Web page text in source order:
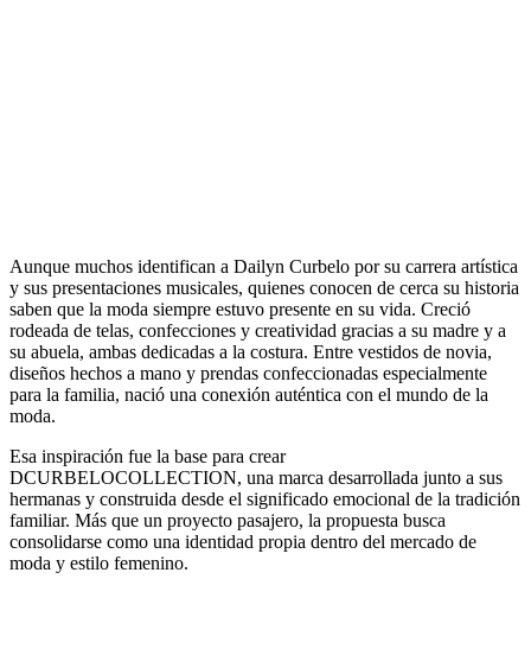
Aunque muchos identifican a Dailyn Curbelo por su carrera artística
y sus presentaciones musicales, quienes conocen de cerca su historia
saben que la moda siempre estuvo presente en su vida. Creció
rodeada de telas, confecciones y creatividad gracias a su madre y a
su abuela, ambas dedicadas a la costura. Entre vestidos de novia,
diseños hechos a mano y prendas confeccionadas especialmente
para la familia, nació una conexión auténtica con el mundo de la
moda.
Esa inspiración fue la base para crear
DCURBELOCOLLECTION, una marca desarrollada junto a sus
hermanas y construida desde el significado emocional de la tradición
familiar. Más que un proyecto pasajero, la propuesta busca
consolidarse como una identidad propia dentro del mercado de
moda y estilo femenino.